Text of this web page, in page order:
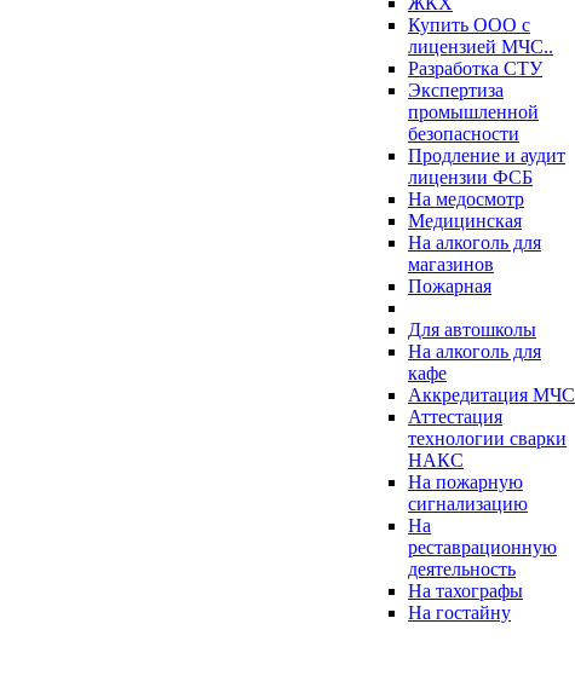
Купить ООО с
лицензией МЧС..
Разработка СТУ
Экспертиза
промышленной
безопасности
Продление и аудит
лицензии ФСБ
На медосмотр
Медицинская
На алкоголь для
магазинов
Пожарная
Для автошколы
На алкоголь для
кафе
Аккредитация МЧС
Аттестация
технологии сварки
НАКС
На пожарную
сигнализацию
На
реставрационную
деятельность
На тахографы
На гостайну